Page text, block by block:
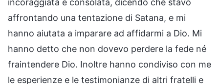
affrontando una tentazione di Satana, e mi
hanno aiutata a imparare ad affidarmi a Dio. Mi
hanno detto che non dovevo perdere la fede né
fraintendere Dio. Inoltre hanno condiviso con me
le esperienze e le testimonianze di altri fratelli e